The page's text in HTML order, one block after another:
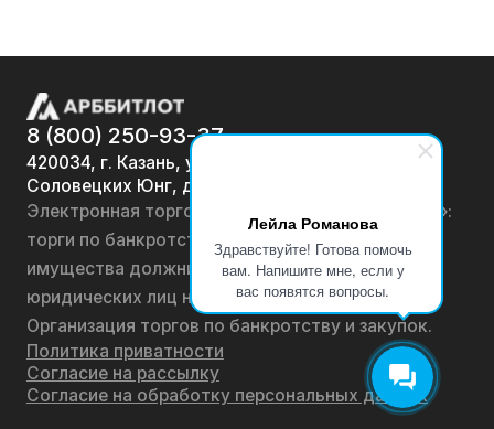
Лейла Романова
Здравствуйте! Готова помочь
вам. Напишите мне, если у
вас появятся вопросы.
8 (800) 250-93-37
420034, г. Казань, ул.
Соловецких Юнг, д. 7
Электронная торговая площадка «АРББИТЛОТ»:
торги по банкротству, лоты по продаже
имущества должников физических лиц и
юридических лиц на онлайн-аукционах.
Организация торгов по банкротству и закупок.
Политика приватности
Согласие на рассылку
Согласие на обработку персональных данных